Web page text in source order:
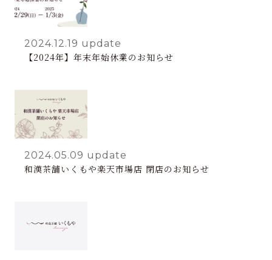
2024.12.19 update
【2024年】年末年始休業のお知らせ
2024.05.09 update
和漢茶舗いくもや楽天市場店 閉店のお知らせ